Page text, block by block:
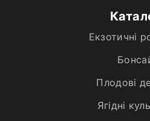
Екзотичні
Плодові
Ягідні